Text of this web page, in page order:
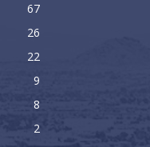
67
26
22
9
8
2